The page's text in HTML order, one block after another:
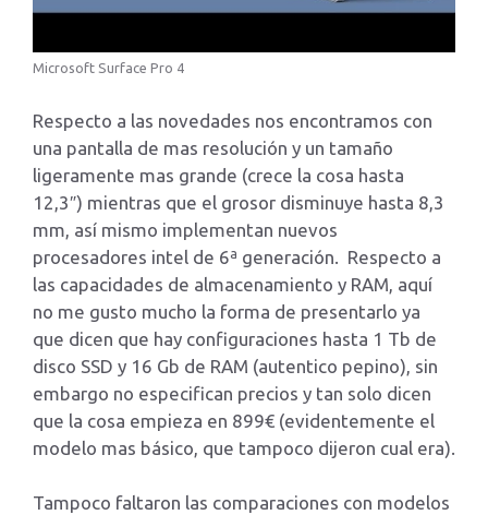
Microsoft Surface Pro 4
Respecto a las novedades nos encontramos con
una pantalla de mas resolución y un tamaño
ligeramente mas grande (crece la cosa hasta
12,3″) mientras que el grosor disminuye hasta 8,3
mm, así mismo implementan nuevos
procesadores intel de 6ª generación. Respecto a
las capacidades de almacenamiento y RAM, aquí
no me gusto mucho la forma de presentarlo ya
que dicen que hay configuraciones hasta 1 Tb de
disco SSD y 16 Gb de RAM (autentico pepino), sin
embargo no especifican precios y tan solo dicen
que la cosa empieza en 899€ (evidentemente el
modelo mas básico, que tampoco dijeron cual era).
Tampoco faltaron las comparaciones con modelos